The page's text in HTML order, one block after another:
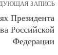
ЗАПИСЬ
Президента
Российской
Федерации